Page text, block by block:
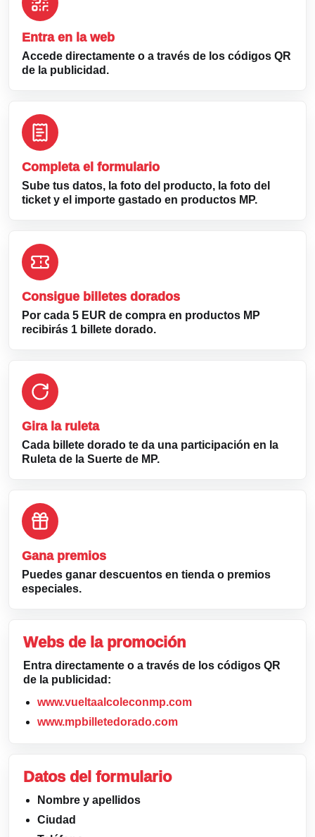
Entra en la web
Accede directamente o a través de los códigos QR
de la publicidad.
Completa el formulario
Sube tus datos, la foto del producto, la foto del
ticket y el importe gastado en productos MP.
Consigue billetes dorados
Por cada 5 EUR de compra en productos MP
recibirás 1 billete dorado.
Gira la ruleta
Cada billete dorado te da una participación en la
Ruleta de la Suerte de MP.
Gana premios
Puedes ganar descuentos en tienda o premios
especiales.
Webs de la promoción
Entra directamente o a través de los códigos QR
de la publicidad:
www.vueltaalcoleconmp.com
www.mpbilletedorado.com
Datos del formulario
Nombre y apellidos
Ciudad